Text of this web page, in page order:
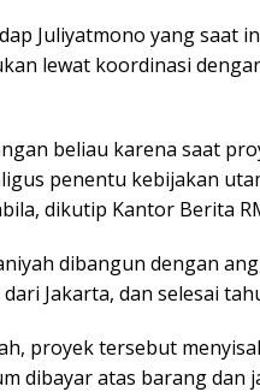
Juliyatmono yang saat
lewat koordinasi
beliau karena saat
penentu kebijakan
dikutip Kantor Berita
dibangun dengan
Jakarta, dan selesai
proyek tersebut
dibayar atas barang dan